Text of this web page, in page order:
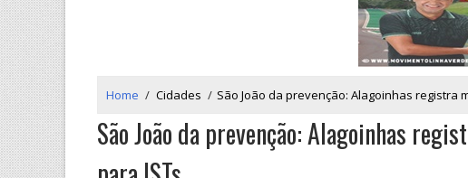
Home / Cidades / São João da prevenção: Alagoinhas registra
São João da prevenção: Alagoinhas